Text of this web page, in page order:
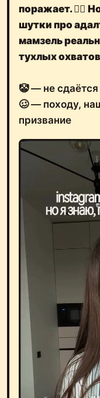
поражает.🤷‍♂️
шутки про
мамзель
тухлых охватов
🤡 — не
🥴 — походу,
призвание